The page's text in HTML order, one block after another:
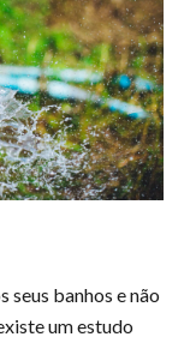
banhos e não
um estudo